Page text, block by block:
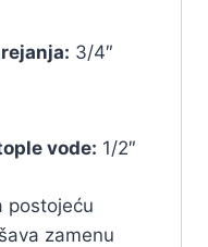
3/4″
vode: 1/2″
postojeću
zamenu